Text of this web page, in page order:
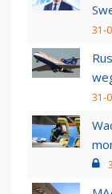
31-
31-